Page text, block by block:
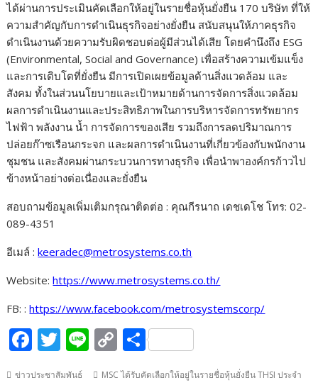
ได้ผ่านการประเมินคัดเลือกให้อยู่ในรายชื่อหุ้นยั่งยืน 170 บริษัท ที่ให้
ความสำคัญกับการดำเนินธุรกิจอย่างยั่งยืน สนับสนุนให้ภาคธุรกิจ
ดำเนินงานด้วยความรับผิดชอบต่อผู้มีส่วนได้เสีย โดยคำนึงถึง ESG
(Environmental, Social and Governance) เพื่อสร้างความเข้มแข็ง
และการเติบโตที่ยั่งยืน มีการเปิดเผยข้อมูลด้านสิ่งแวดล้อม และ
สังคม ทั้งในส่วนนโยบายและเป้าหมายด้านการจัดการสิ่งแวดล้อม
ผลการดำเนินงานและประสิทธิภาพในการบริหารจัดการทรัพยากร
ไฟฟ้า พลังงาน น้ำ การจัดการของเสีย รวมถึงการลดปริมาณการ
ปล่อยก๊าซเรือนกระจก และผลการดำเนินงานที่เกี่ยวข้องกับพนักงาน
ชุมชน และสังคมผ่านกระบวนการทางธุรกิจ เพื่อนำพาองค์กรก้าวไป
ข้างหน้าอย่างต่อเนื่องและยั่งยืน
สอบถามข้อมูลเพิ่มเติมกรุณาติดต่อ : คุณกีรนาถ เดชเดโช โทร: 02-
089-4351
อีเมล์ :keeradec@metrosystems.co.th
Website:https://www.metrosystems.co.th/
FB: :https://www.facebook.com/metrosystemscorp/
F T Li C
o
S
h
ข่าวประชาสัมพันธ์
MSC ได้รับคัดเลือกให้อยู่ในรายชื่อหุ้นยั่งยืน THSI ประจำ